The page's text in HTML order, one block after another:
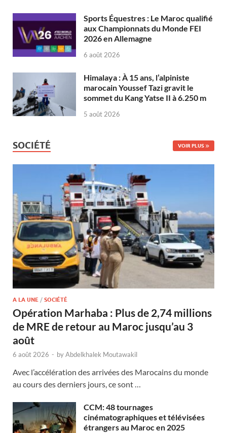
Sports Équestres : Le Maroc qualifié
aux Championnats du Monde FEI
2026 en Allemagne
6 août 2026
Himalaya : À 15 ans, l’alpiniste
marocain Youssef Tazi gravit le
sommet du Kang Yatse II à 6.250 m
5 août 2026
SOCIÉTÉ VOIR PLUS
A LA UNE / SOCIÉTÉ
Opération Marhaba : Plus de 2,74 millions
de MRE de retour au Maroc jusqu’au 3
août
6 août 2026 - byAbdelkhalek Moutawakil
Avec l’accélération des arrivées des Marocains du monde
au cours des derniers jours, ce sont …
CCM: 48 tournages
cinématographiques et télévisées
étrangers au Maroc en 2025